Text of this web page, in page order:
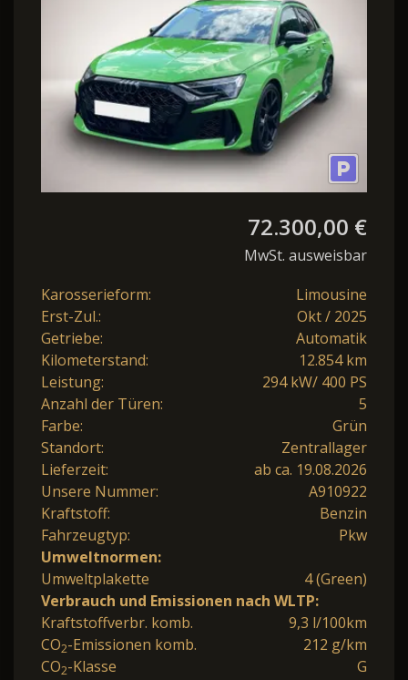
72.300,00 €
MwSt. ausweisbar
Karosserieform:
Limousine
Erst-Zul.:
Okt / 2025
Getriebe:
Automatik
Kilometerstand:
12.854 km
Leistung:
294 kW/ 400 PS
Anzahl der Türen:
5
Farbe:
Grün
Standort:
Zentrallager
Lieferzeit:
ab ca. 19.08.2026
Unsere Nummer:
A910922
Kraftstoff:
Benzin
Fahrzeugtyp:
Pkw
Umweltnormen:
Umweltplakette
4 (Green)
Verbrauch und Emissionen nach WLTP:
Kraftstoffverbr. komb.
9,3 l/100km
CO2-Emissionen komb.
212 g/km
CO2-Klasse G